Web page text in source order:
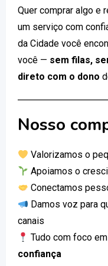
Quer comprar algo e
um serviço com
da Cidade você
você — sem filas,
direto com o dono
Nosso
Valorizamos o
Apoiamos o
Conectamos
Damos voz para
canais
Tudo com foco em
confiança